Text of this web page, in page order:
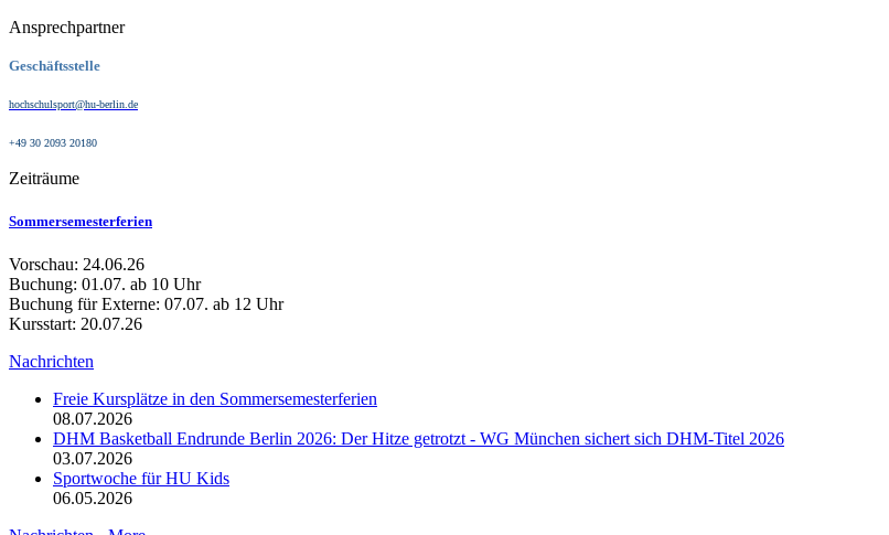
Ansprechpartner
Geschäftsstelle
hochschulsport@hu-berlin.de
+49 30 2093 20180
Zeiträume
Sommersemesterferien
Vorschau: 24.06.26
Buchung: 01.07. ab 10 Uhr
Buchung für Externe: 07.07. ab 12 Uhr
Kursstart: 20.07.26
Nachrichten
Freie Kursplätze in den Sommersemesterferien
08.07.2026
DHM Basketball Endrunde Berlin 2026: Der Hitze getrotzt - WG München sichert sich DHM-Titel 2026
03.07.2026
Sportwoche für HU Kids
06.05.2026